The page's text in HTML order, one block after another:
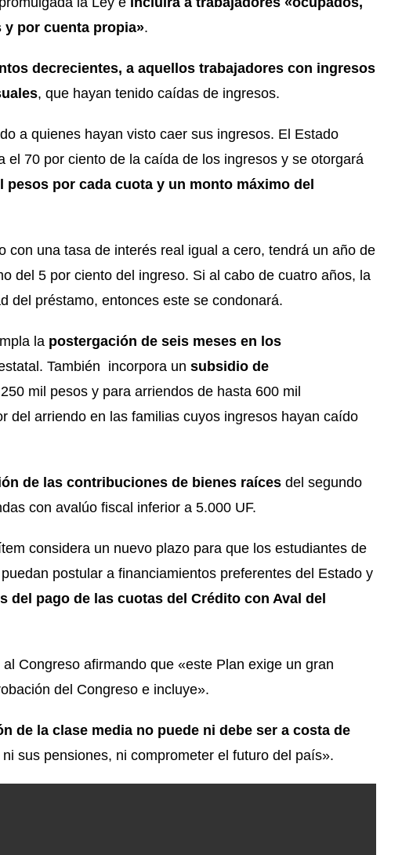
por cuenta propia».
decrecientes, a aquellos trabajadores con ingresos
, que hayan tenido caídas de ingresos.
a quienes hayan visto caer sus ingresos. El Estado
el 70 por ciento de la caída de los ingresos y se otorgará
por cada cuota y un monto máximo del
con una tasa de interés real igual a cero, tendrá un año de
del 5 por ciento del ingreso. Si al cabo de cuatro años, la
del préstamo, entonces este se condonará.
la postergación de seis meses en los
También incorpora un subsidio de
mil pesos y para arriendos de hasta 600 mil
del arriendo en las familias cuyos ingresos hayan caído
de las contribuciones de bienes raíces del segundo
con avalúo fiscal inferior a 5.000 UF.
considera un nuevo plazo para que los estudiantes de
postular a financiamientos preferentes del Estado y
del pago de las cuotas del Crédito con Aval del
Congreso afirmando que «este Plan exige un gran
del Congreso e incluye».
de la clase media no puede ni debe ser a costa de
ni sus pensiones, ni comprometer el futuro del país».